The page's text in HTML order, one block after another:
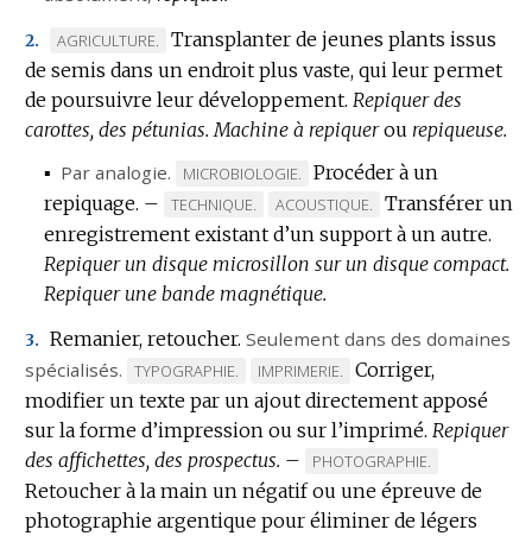
2.
MARQUE
DE
DOMAINE
:
AGRICULTURE.
Transplanter de jeunes plants issus
de semis dans un endroit plus vaste, qui leur permet
de poursuivre leur développement. Repiquer des
carottes, des pétunias. Machine à repiquerou repiqueuse.
▪ Par analogie.
MARQUE
DE
DOMAINE
:
MICROBIOLOGIE.
Procéder à un
repiquage. –
MARQUE
DE
DOMAINE
:
TECHNIQUE.
MARQUE
DE
DOMAINE
:
ACOUSTIQUE.
Transférer un
enregistrement existant d’un support à un autre.
Repiquer un disque microsillon sur un disque compact.
Repiquer une bande magnétique.
3. Remanier, retoucher. Seulement dans des domaines
spécialisés.
MARQUE
DE
DOMAINE
:
TYPOGRAPHIE.
MARQUE
DE
DOMAINE
:
IMPRIMERIE.
Corriger,
modifier un texte par un ajout directement apposé
sur la forme d’impression ou sur l’imprimé. Repiquer
des affichettes, des prospectus. –
MARQUE
DE
DOMAINE
PHOTOGRAPHIE.
Retoucher à la main un négatif ou une épreuve de
photographie argentique pour éliminer de légers